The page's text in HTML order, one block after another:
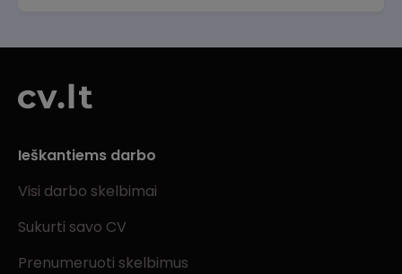
Ieškantiems darbo
Visi darbo skelbimai
Sukurti savo CV
Prenumeruoti skelbimus